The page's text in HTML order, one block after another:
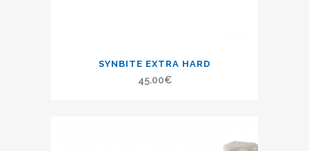
SYNBITE EXTRA HARD
45.00€